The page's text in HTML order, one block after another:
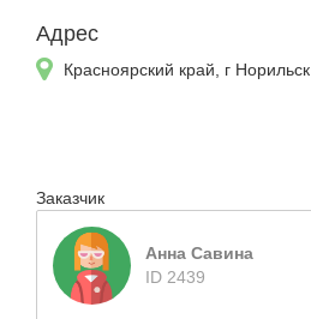
Адрес
Красноярский край, г Норильск
Заказчик
Анна Савина
ID 2439